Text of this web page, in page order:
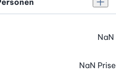
NaN
NaN Prise